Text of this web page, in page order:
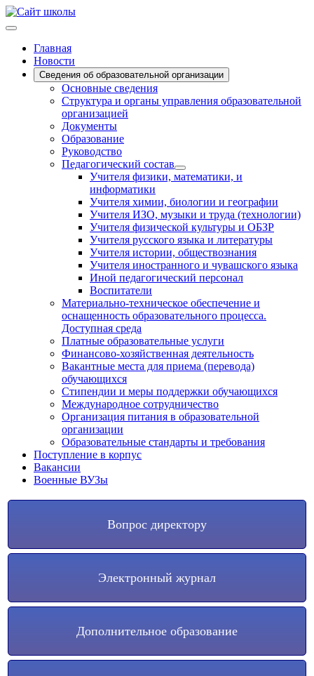
Главная
Новости
Сведения об образовательной организации
Основные сведения
Структура и органы управления образовательной
организацией
Документы
Образование
Руководство
Педагогический состав
Учителя физики, математики, и
информатики
Учителя химии, биологии и географии
Учителя ИЗО, музыки и труда (технологии)
Учителя физической культуры и ОБЗР
Учителя русского языка и литературы
Учителя истории, обществознания
Учителя иностранного и чувашского языка
Иной педагогический персонал
Воспитатели
Материально-техническое обеспечение и
оснащенность образовательного процесса.
Доступная среда
Платные образовательные услуги
Финансово-хозяйственная деятельность
Вакантные места для приема (перевода)
обучающихся
Стипендии и меры поддержки обучающихся
Международное сотрудничество
Организация питания в образовательной
организации
Образовательные стандарты и требования
Поступление в корпус
Вакансии
Военные ВУЗы
Вопрос директору
Электронный журнал
Дополнительное образование